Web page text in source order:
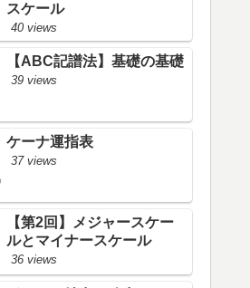
スケール
40 views
【ABC記譜法】基礎の基礎
39 views
ケーナ運指表
37 views
【第2回】メジャースケー
ルとマイナースケール
36 views